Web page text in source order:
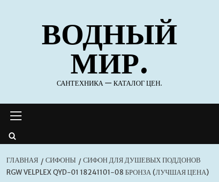
содержимомуВОДНЫЙ
МИР.
САНТЕХНИКА — КАТАЛОГ ЦЕН.
меню
ГЛАВНАЯ СИФОНЫ
СИФОН ДЛЯ ДУШЕВЫХ ПОДДОНОВ
RGW VELPLEX QYD-01 18241101-08 БРОНЗА (ЛУЧШАЯ ЦЕНА)